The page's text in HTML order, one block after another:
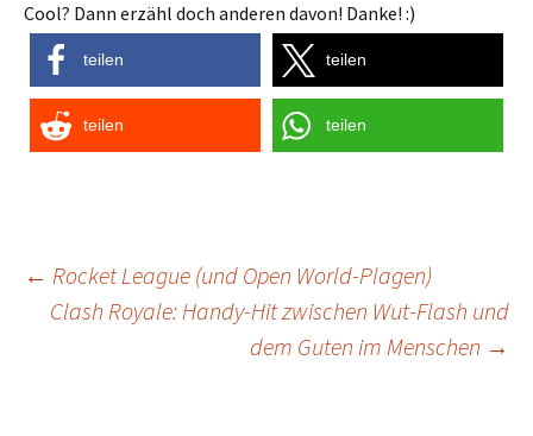
Cool? Dann erzähl doch anderen davon! Danke! :)
teilen teilen
teilen teilen
Post
navigation
← Rocket League (und Open World-Plagen)
Clash Royale: Handy-Hit zwischen Wut-Flash und
dem Guten im Menschen →